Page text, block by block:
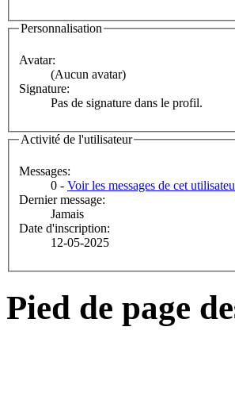
Personnalisation
Avatar:
(Aucun avatar)
Signature:
Pas de signature dans le profil.
Activité de l'utilisateur
Messages:
0 - Voir les messages de cet
Dernier message:
Jamais
Date d'inscription:
12-05-2025
Pied de page